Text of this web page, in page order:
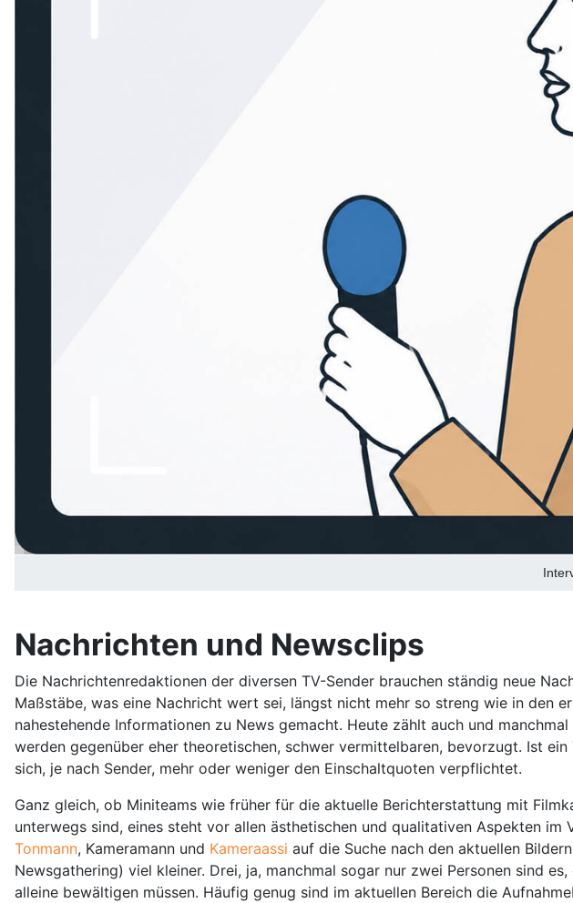
Nachrichten und Newsclips
Die Nachrichtenredaktionen der diversen TV-Sender brauchen ständig neue
Maßstäbe, was eine Nachricht wert sei, längst nicht mehr so streng wie in den
nahestehende Informationen zu News gemacht. Heute zählt auch und
werden gegenüber eher theoretischen, schwer vermittelbaren, bevorzugt. Ist
sich, je nach Sender, mehr oder weniger den Einschaltquoten verpflichtet.
Ganz gleich, ob Miniteams wie früher für die aktuelle Berichterstattung mit
unterwegs sind, eines steht vor allen ästhetischen und qualitativen Aspekten
Tonmann, Kameramann und Kameraassi auf die Suche nach den aktuellen
Newsgathering) viel kleiner. Drei, ja, manchmal sogar nur zwei Personen sind
alleine bewältigen müssen. Häufig genug sind im aktuellen Bereich die